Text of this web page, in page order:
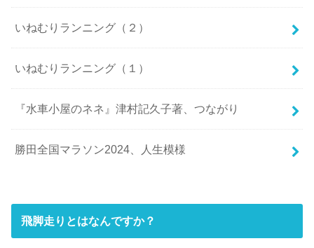
いねむりランニング（２）
いねむりランニング（１）
『水車小屋のネネ』津村記久子著、つながり
勝田全国マラソン2024、人生模様
飛脚走りとはなんですか？